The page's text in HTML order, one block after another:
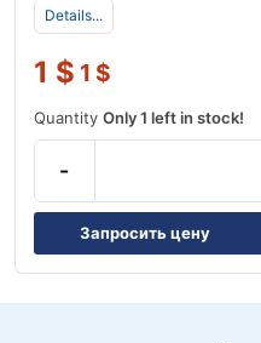
Details...
1 $ 1 $
Quantity Only 1 left in stock!
-
Запросить цену